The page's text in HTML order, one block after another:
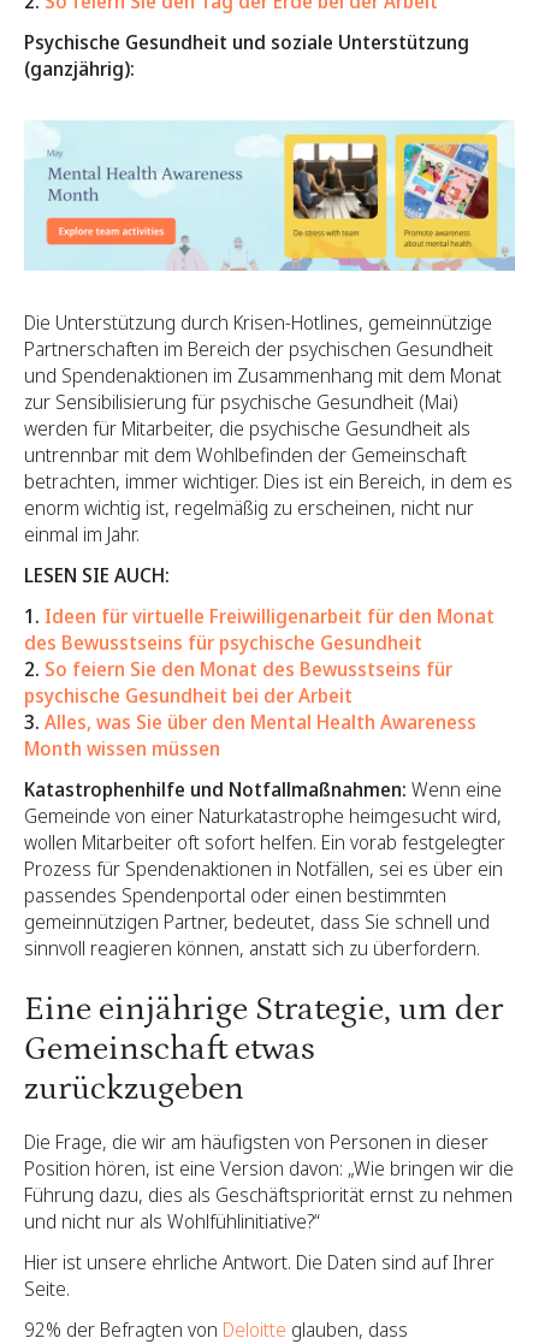
Psychische Gesundheit und soziale Unterstützung
(ganzjährig):
Die Unterstützung durch Krisen-Hotlines, gemeinnützige
Partnerschaften im Bereich der psychischen Gesundheit
und Spendenaktionen im Zusammenhang mit dem Monat
zur Sensibilisierung für psychische Gesundheit (Mai)
werden für Mitarbeiter, die psychische Gesundheit als
untrennbar mit dem Wohlbefinden der Gemeinschaft
betrachten, immer wichtiger. Dies ist ein Bereich, in dem es
enorm wichtig ist, regelmäßig zu erscheinen, nicht nur
einmal im Jahr.
LESEN SIE AUCH:
1. Ideen für virtuelle Freiwilligenarbeit für den Monat
des Bewusstseins für psychische Gesundheit
2. So feiern Sie den Monat des Bewusstseins für
psychische Gesundheit bei der Arbeit
3. Alles, was Sie über den Mental Health Awareness
Month wissen müssen
Katastrophenhilfe und Notfallmaßnahmen: Wenn eine
Gemeinde von einer Naturkatastrophe heimgesucht wird,
wollen Mitarbeiter oft sofort helfen. Ein vorab festgelegter
Prozess für Spendenaktionen in Notfällen, sei es über ein
passendes Spendenportal oder einen bestimmten
gemeinnützigen Partner, bedeutet, dass Sie schnell und
sinnvoll reagieren können, anstatt sich zu überfordern.
Eine einjährige Strategie, um der
Gemeinschaft etwas
zurückzugeben
Die Frage, die wir am häufigsten von Personen in dieser
Position hören, ist eine Version davon: „Wie bringen wir die
Führung dazu, dies als Geschäftspriorität ernst zu nehmen
und nicht nur als Wohlfühlinitiative?“
Hier ist unsere ehrliche Antwort. Die Daten sind auf Ihrer
Seite.
92% der Befragten von Deloitte glauben, dass